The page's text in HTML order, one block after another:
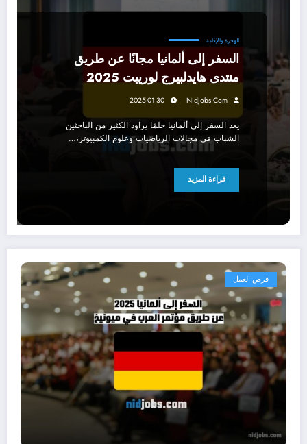
الهجرة والإقامة
السفر إلى ألمانيا مجانًا عن طريق
منتدى هايدلبيرج لورييت 2025
Nidjobs.com
2025-01-30
يعد السفر إلى ألمانيا حلمًا يراود الكثير من الباحثين
الشباب في مجالات الرياضيات وعلوم الكمبيوتر،…
قراءة المزيد
فرص العمل